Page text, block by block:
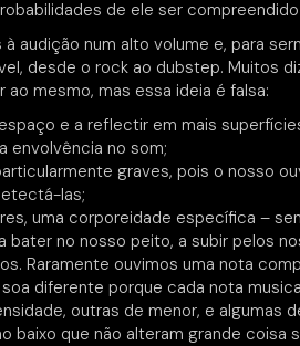
de ele ser
audição num alto volume e, para
desde o rock ao dubstep. Muitos
mesmo, mas essa ideia é falsa:
e a reflectir em mais
envolvência no som;
graves, pois o nosso
las;
uma corporeidade específica –
bater no nosso peito, a subir pelos
Raramente ouvimos uma nota
diferente porque cada nota
outras de menor, e algumas
baixo que não alteram grande coisa